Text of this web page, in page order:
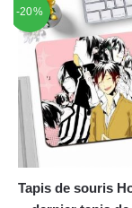
-20%
Tapis de souris